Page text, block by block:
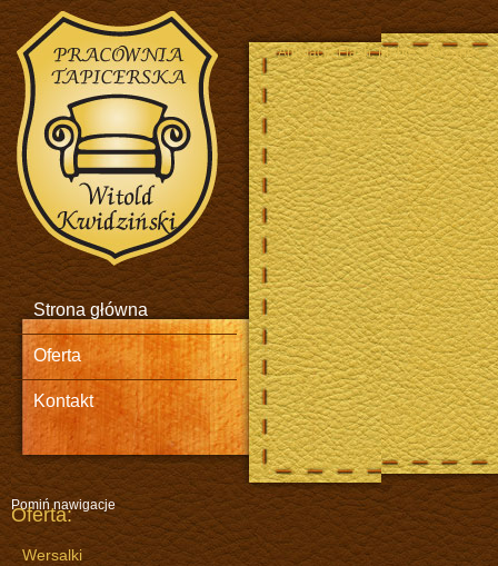
Animacja Flash. Meble skórzane.
Pomiń nawigacje
Strona główna
Oferta
Kontakt
Oferta:
Wersalki